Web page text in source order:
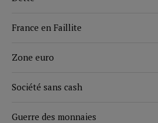
France en Faillite
Zone euro
Société sans cash
Guerre des monnaies